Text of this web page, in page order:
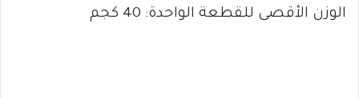
الوزن الأقصى للقطعة الواحدة: 40 كجم